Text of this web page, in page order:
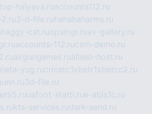
top-halyava.ruaccounts112.ru
3-d-file.ru hahahaharms.ru
cat.ruopsmgr.ruev-gallery.ru
accounts-112.rucsm-demo.ru
airgungames.ruallseo-host.ru
yug.rucricetc1xbetr1xbetcc2.ru
3d-file.ru
uafoot-statti.rue-abis1c.ru
kts-services.rudark-sand.ru